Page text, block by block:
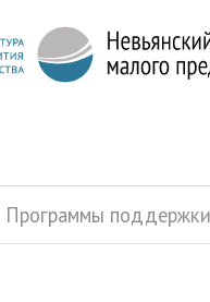
Программы поддержки